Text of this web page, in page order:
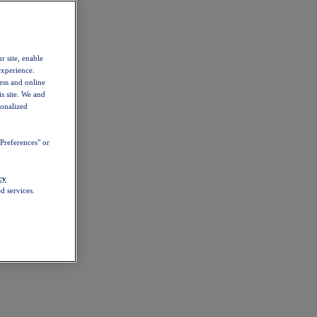
site, enable
and online
site. We and
or
services.